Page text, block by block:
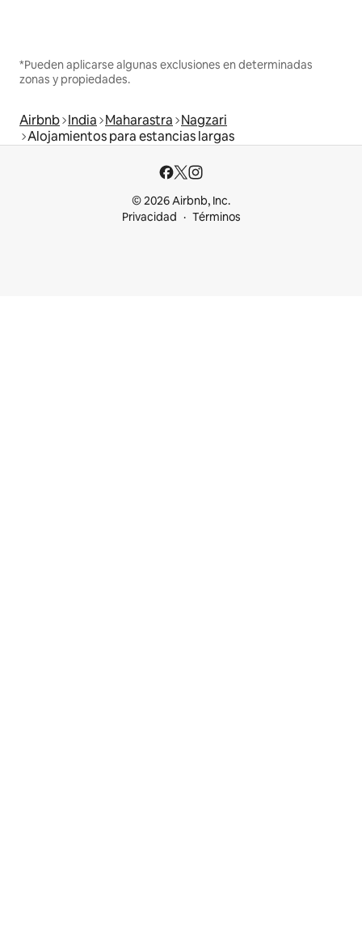
*Pueden aplicarse algunas exclusiones en determinadas
zonas y propiedades.
Airbnb India Maharastra Nagzari
Alojamientos para estancias largas
© 2026 Airbnb, Inc.
Privacidad
Términos